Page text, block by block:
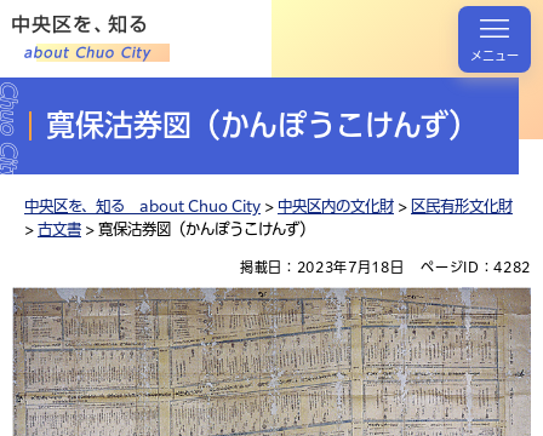
メニュー
寛保沽券図（かんぽうこけんず）
中央区を、知る about Chuo City > 中央区内の文化財 > 区民有形文化財
> 古文書 > 寛保沽券図（かんぽうこけんず）
掲載日：2023年7月18日 ページID：4282